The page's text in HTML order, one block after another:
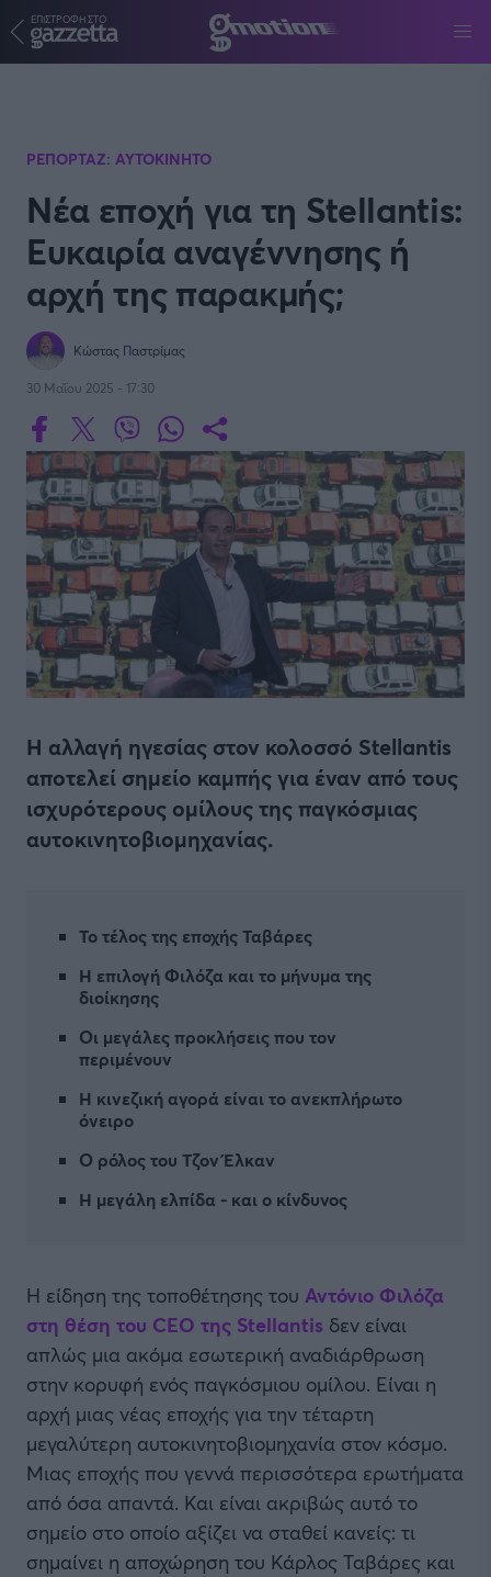
ΕΠΙΣΤΡΟΦΗ ΣΤΟ
ΡΕΠΟΡΤΑΖ: ΑΥΤΟΚΙΝΗΤΟ
Νέα εποχή για τη Stellantis:
Ευκαιρία αναγέννησης ή
αρχή της παρακμής;
Κώστας Παστρίμας
30 Μαΐου 2025 - 17:30
Η αλλαγή ηγεσίας στον κολοσσό Stellantis
αποτελεί σημείο καμπής για έναν από τους
ισχυρότερους ομίλους της παγκόσμιας
αυτοκινητοβιομηχανίας.
Το τέλος της εποχής Ταβάρες
Η επιλογή Φιλόζα και το μήνυμα της
διοίκησης
Οι μεγάλες προκλήσεις που τον
περιμένουν
Η κινεζική αγορά είναι το ανεκπλήρωτο
όνειρο
Ο ρόλος του Τζον Έλκαν
Η μεγάλη ελπίδα - και ο κίνδυνος
Η είδηση της τοποθέτησης του Αντόνιο Φιλόζα
στη θέση του CEO της Stellantis δεν είναι
απλώς μια ακόμα εσωτερική αναδιάρθρωση
στην κορυφή ενός παγκόσμιου ομίλου. Είναι η
αρχή μιας νέας εποχής για την τέταρτη
μεγαλύτερη αυτοκινητοβιομηχανία στον κόσμο.
Μιας εποχής που γεννά περισσότερα ερωτήματα
από όσα απαντά. Και είναι ακριβώς αυτό το
σημείο στο οποίο αξίζει να σταθεί κανείς: τι
σημαίνει η αποχώρηση του Κάρλος Ταβάρες και